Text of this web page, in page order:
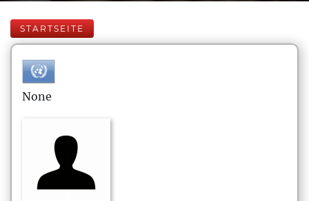
STARTSEITE
None